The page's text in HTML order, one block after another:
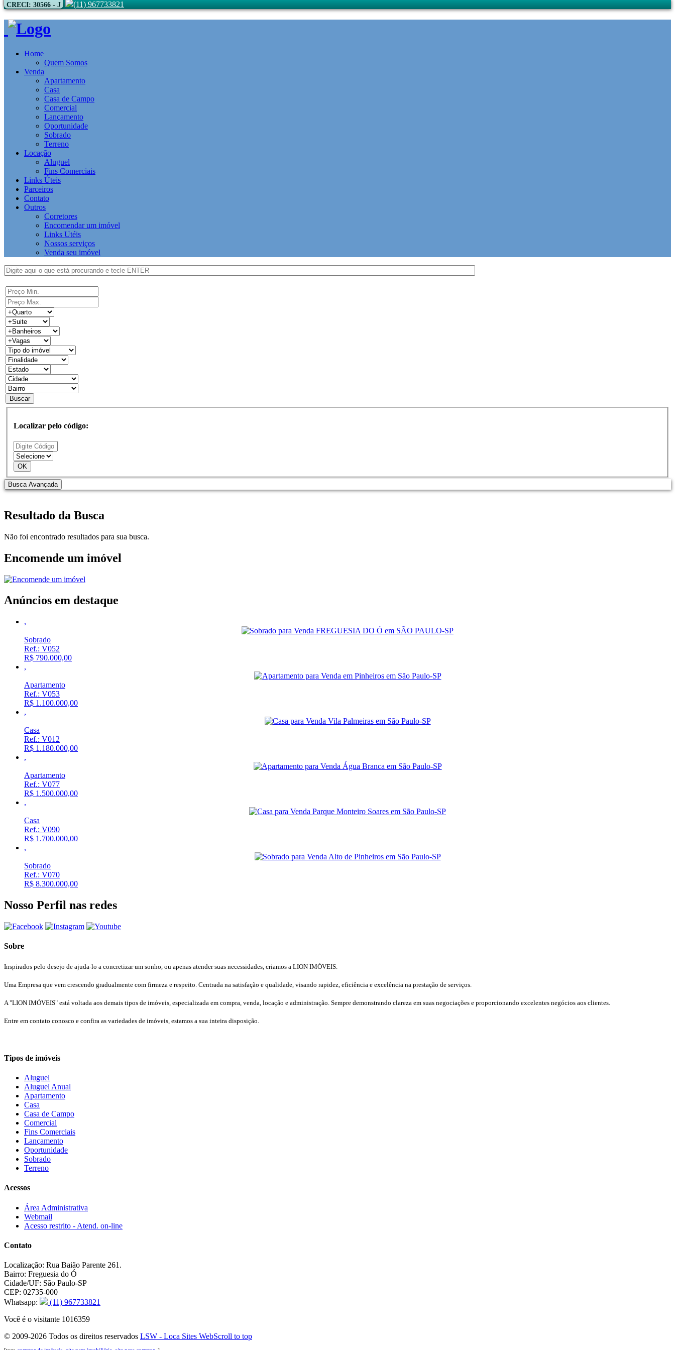
CRECI: 30566 - J (11) 967733821
Home
Quem Somos
Venda
Apartamento
Casa
Casa de Campo
Comercial
Lançamento
Oportunidade
Sobrado
Terreno
Locação
Aluguel
Fins Comerciais
Links Úteis
Parceiros
Contato
Outros
Corretores
Encomendar um imóvel
Links Utéis
Nossos serviços
Venda seu imóvel
Localizar pelo código:
Resultado da Busca
Não foi encontrado resultados para sua busca.
Encomende um imóvel
Anúncios em destaque
,
Sobrado
Ref.: V052
R$ 790.000,00
,
Apartamento
Ref.: V053
R$ 1.100.000,00
,
Casa
Ref.: V012
R$ 1.180.000,00
,
Apartamento
Ref.: V077
R$ 1.500.000,00
,
Casa
Ref.: V090
R$ 1.700.000,00
,
Sobrado
Ref.: V070
R$ 8.300.000,00
Nosso Perfil nas redes
Sobre
Inspirados pelo desejo de ajuda-lo a concretizar um sonho, ou apenas atender suas necessidades, criamos a LION IMÓVEIS.
Uma Empresa que vem crescendo gradualmente com firmeza e respeito. Centrada na satisfação e qualidade, visando rapidez, eficiência e excelência na prestação de serviços.
A "LION IMÓVEIS" está voltada aos demais tipos de imóveis, especializada em compra, venda, locação e administração. Sempre demonstrando clareza em suas negociações e proporcionando excelentes negócios aos clientes.
Entre em contato conosco e confira as variedades de imóveis, estamos a sua inteira disposição.
Tipos de imóveis
Aluguel
Aluguel Anual
Apartamento
Casa
Casa de Campo
Comercial
Fins Comerciais
Lançamento
Oportunidade
Sobrado
Terreno
Acessos
Área Administrativa
Webmail
Acesso restrito - Atend. on-line
Contato
Localização: Rua Baião Parente 261.
Bairro: Freguesia do Ó
Cidade/UF: São Paulo-SP
CEP: 02735-000
Whatsapp:
(11) 967733821
Você é o visitante 1016359
© 2009-2026 Todos os direitos reservados LSW - Loca Sites WebScroll to top